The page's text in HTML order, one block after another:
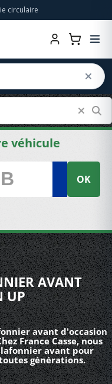
circulaire
véhicule
OK
AVANT
UP
avant d'occasion
France Casse, nous
avant pour
toutes générations.